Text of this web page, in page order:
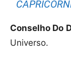
Conselho Do
Universo.